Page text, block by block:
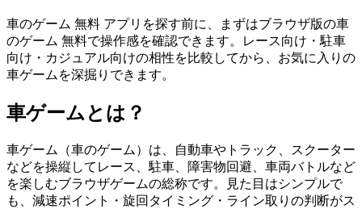
車のゲーム 無料 アプリを探す前に、まずはブラウザ版の車
のゲーム 無料で操作感を確認できます。レース向け・駐車
向け・カジュアル向けの相性を比較してから、お気に入りの
車ゲームを深掘りできます。
車ゲームとは？
車ゲーム（車のゲーム）は、自動車やトラック、スクーター
などを操縦してレース、駐車、障害物回避、車両バトルなど
を楽しむブラウザゲームの総称です。見た目はシンプルで
も、減速ポイント・旋回タイミング・ライン取りの判断がス